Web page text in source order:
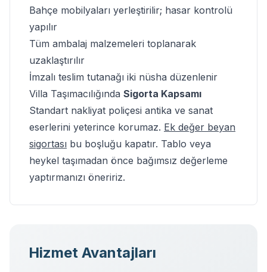
Bahçe mobilyaları yerleştirilir; hasar kontrolü
yapılır
Tüm ambalaj malzemeleri toplanarak
uzaklaştırılır
İmzalı teslim tutanağı iki nüsha düzenlenir
Villa Taşımacılığında Sigorta Kapsamı
Standart nakliyat poliçesi antika ve sanat
eserlerini yeterince korumaz. Ek değer beyan
sigortası bu boşluğu kapatır. Tablo veya
heykel taşımadan önce bağımsız değerleme
yaptırmanızı öneririz.
Hizmet Avantajları